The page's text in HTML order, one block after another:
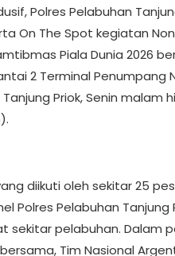
Polres Pelabuhan
On The Spot kegiatan
Piala Dunia 2026
2 Terminal Penumpang
Priok, Senin malam
diikuti oleh sekitar 25
Polres Pelabuhan Tanjung
sekitar pelabuhan. Dalam
Tim Nasional